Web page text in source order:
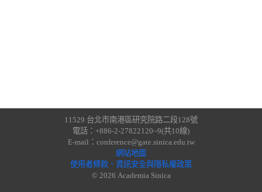
11529 台北市南港區研究院路二段128號
電話：+886-2-27822120~9(共10線)
E-mail：conference@gate.sinica.edu.tw
網站地圖
使用者條款、資訊安全與隱私權政策
© 2026 Academia Sinica